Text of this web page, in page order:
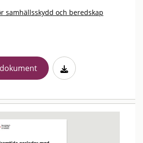
samhällsskydd och beredskap